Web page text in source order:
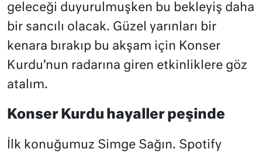
geleceği duyurulmuşken bu bekleyiş daha
bir sancılı olacak. Güzel yarınları bir
kenara bırakıp bu akşam için Konser
Kurdu’nun radarına giren etkinliklere göz
atalım.
Konser Kurdu hayaller peşinde
İlk konuğumuz Simge Sağın. Spotify